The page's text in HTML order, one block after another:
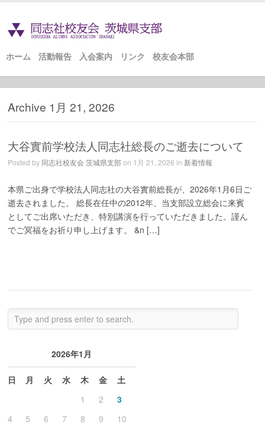
ホーム 活動報告 入会案内 リンク 校友会本部
Archive 1月 21, 2026
大谷實前学校法人同志社総長のご逝去について
Posted by 同志社校友会 茨城県支部on 1月 21, 2026 in 新着情報
本県ご出身で学校法人同志社の大谷實前総長が、2026年1月6日ご
逝去されました。 総長在任中の2012年、当支部設立総会に来賓
としてご出席いただき、特別講演を行っていただきました。謹ん
でご冥福をお祈り申し上げます。 &n […]
2026年1月
日 月 火 水 木 金
土
1
2
3
4
5 6 7 8 9
10